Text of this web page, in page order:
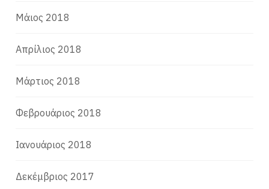
Μάιος 2018
Απρίλιος 2018
Μάρτιος 2018
Φεβρουάριος 2018
Ιανουάριος 2018
Δεκέμβριος 2017